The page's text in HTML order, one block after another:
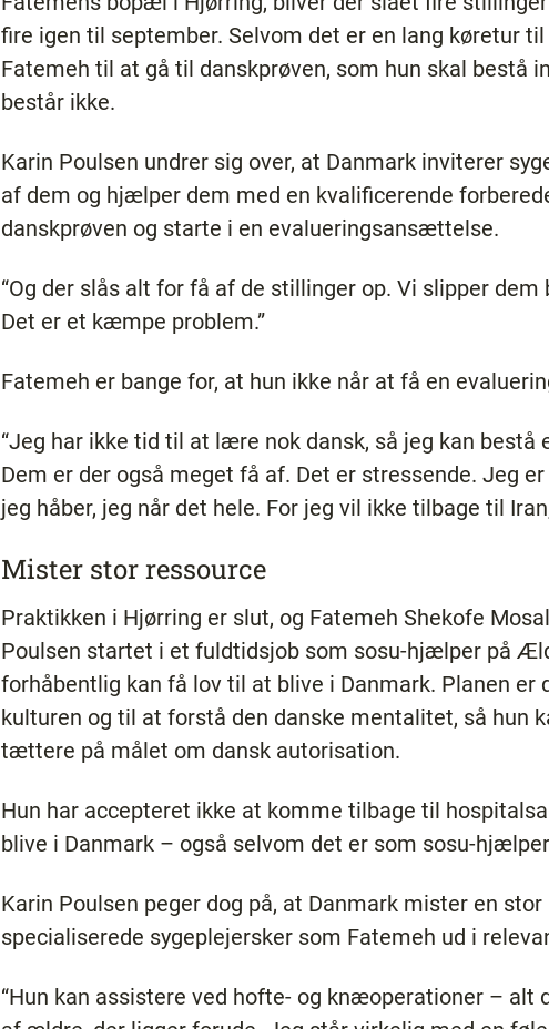
fire igen til september. Selvom det er en lang køretur
Fatemeh til at gå til danskprøven, som hun skal bestå
består ikke.
Karin Poulsen undrer sig over, at Danmark inviterer
af dem og hjælper dem med en kvalificerende
danskprøven og starte i en evalueringsansættelse.
“Og der slås alt for få af de stillinger op. Vi slipper
Det er et kæmpe problem.”
Fatemeh er bange for, at hun ikke når at få en
“Jeg har ikke tid til at lære nok dansk, så jeg kan
Dem er der også meget få af. Det er stressende. Jeg
jeg håber, jeg når det hele. For jeg vil ikke tilbage til
Mister stor ressource
Praktikken i Hjørring er slut, og Fatemeh Shekofe
Poulsen startet i et fuldtidsjob som sosu-hjælper på
forhåbentlig kan få lov til at blive i Danmark. Planen er
kulturen og til at forstå den danske mentalitet, så hun
tættere på målet om dansk autorisation.
Hun har accepteret ikke at komme tilbage til
blive i Danmark – også selvom det er som sosu-
Karin Poulsen peger dog på, at Danmark mister en
specialiserede sygeplejersker som Fatemeh ud i
“Hun kan assistere ved hofte- og knæoperationer – alt